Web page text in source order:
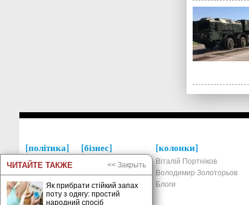
ЧИТАЙТЕ ТАКЖЕ << Закрыть
Як прибрати стійкий запах
поту з одягу: простий
народний спосіб
політика
Україна
Росія
Світ
Новини
бізнес
Економіка
Фінанси та банки
Податки та право
Ринки та компанії
колонки
Віталій Портніков
Володимир Золоторьов
Блоги